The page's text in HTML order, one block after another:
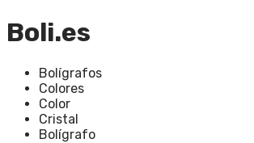
Boli.es
Bolígrafos
Colores
Color
Cristal
Bolígrafo